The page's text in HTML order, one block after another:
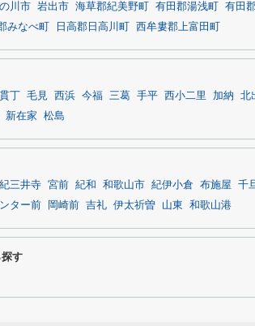
川市 岩出市 海草郡紀美野町 有田郡湯浅町 有田
みなべ町 日高郡日高川町 西牟婁郡上富田町
丁 毛見 西浜 今福 三葛 手平 西小二里 加納 北
新在家 松島
紀三井寺 宮前 紀和 和歌山市 紀伊小倉 布施屋 千
ター前 岡崎前 吉礼 伊太祈曽 山東 和歌山港
す